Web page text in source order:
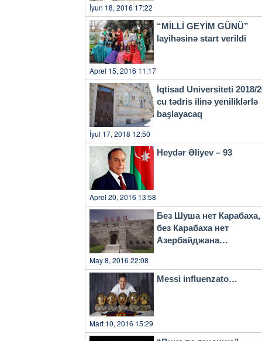
İyun 18, 2016 17:22
“MİLLİ GEYİM GÜNÜ”
layihəsinə start verildi
Aprel 15, 2016 11:17
İqtisad Universiteti 2018/
cu tədris ilinə yeniliklərlə
başlayacaq
İyul 17, 2018 12:50
Heydər Əliyev – 93
Aprel 20, 2016 13:58
Без Шуша нет Карабаха,
без Карабаха нет
Азербайджана…
May 8, 2016 22:08
Messi influenzato…
Mart 10, 2016 15:29